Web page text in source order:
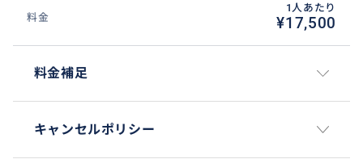
料金
1人あたり
¥17,500
料金補足
キャンセルポリシー